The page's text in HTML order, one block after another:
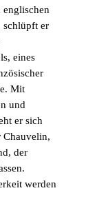
englischen
schlüpft er
eines
Mit
und
er sich
Chauvelin,
der
werden